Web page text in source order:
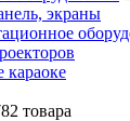
экраны
караоке
товара